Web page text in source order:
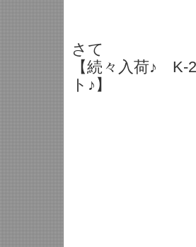
さて
【続々入荷♪ K-
ト♪】